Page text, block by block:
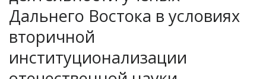
Дальнего Востока в условиях
вторичной
институционализации